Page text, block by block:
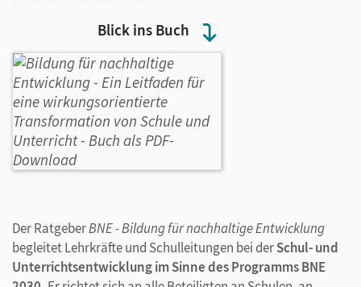
Blick ins Buch
Der RatgeberBNE - Bildung für nachhaltige Entwicklung
begleitet Lehrkräfte und Schulleitungen bei derSchul- und
Unterrichtsentwicklung im Sinne des Programms BNE